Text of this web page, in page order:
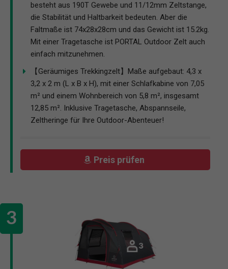
besteht aus 190T Gewebe und 11/12mm Zeltstange,
die Stabilität und Haltbarkeit bedeuten. Aber die
Faltmaße ist 74x28x28cm und das Gewicht ist 15.2kg.
Mit einer Tragetasche ist PORTAL Outdoor Zelt auch
einfach mitzunehmen.
【Geräumiges Trekkingzelt】Maße aufgebaut: 4,3 x
3,2 x 2 m (L x B x H), mit einer Schlafkabine von 7,05
m² und einem Wohnbereich von 5,8 m², insgesamt
12,85 m². Inklusive Tragetasche, Abspannseile,
Zeltheringe für Ihre Outdoor-Abenteuer!
Preis prüfen